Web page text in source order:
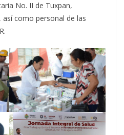
No. II de Tuxpan,
así como personal de las